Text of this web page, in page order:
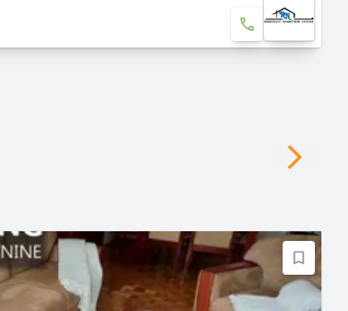
Next slide